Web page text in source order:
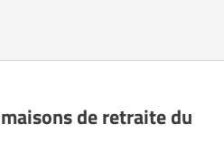
administratives
de retraite du